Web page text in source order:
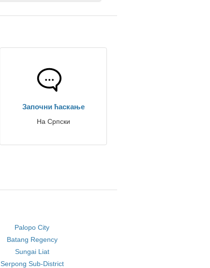
Започни ћаскање
На Српски
Palopo City
Batang Regency
Sungai Liat
Serpong Sub-District